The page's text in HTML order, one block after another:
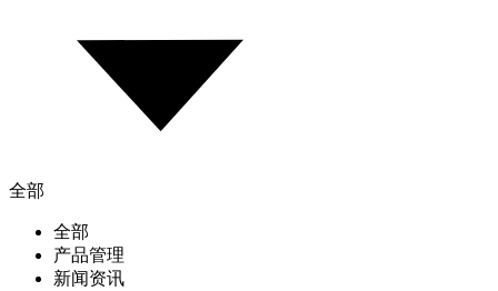
全部
全部
产品管理
新闻资讯